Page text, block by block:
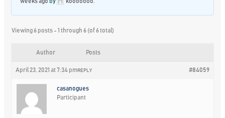
Viewing 6 posts - 1 through 6 (of 6 total)
Author Posts
April 23, 2021 at 7:34 pm #84059
REPLY
casanogues
Participant